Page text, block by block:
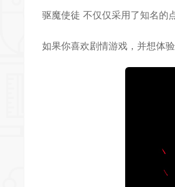
驱魔使徒 不仅仅采用了知名的
如果你喜欢剧情游戏，并想体